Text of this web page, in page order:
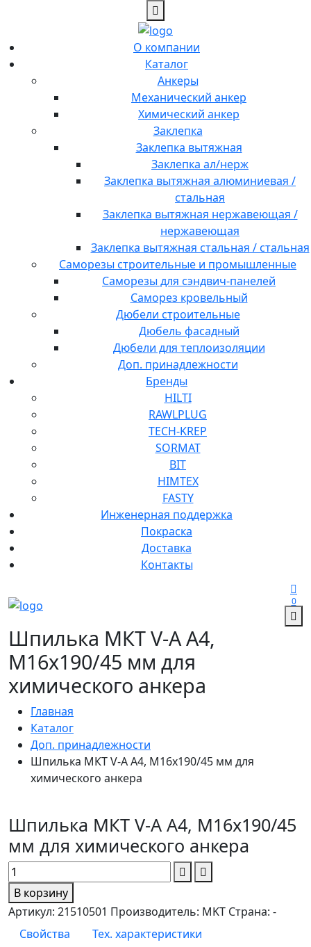
О компании
Каталог
Анкеры
Механический анкер
Химический анкер
Заклепка
Заклепка вытяжная
Заклепка ал/нерж
Заклепка вытяжная алюминиевая /
стальная
Заклепка вытяжная нержавеющая /
нержавеющая
Заклепка вытяжная стальная / стальная
Саморезы строительные и промышленные
Саморезы для сэндвич-панелей
Саморез кровельный
Дюбели строительные
Дюбель фасадный
Дюбели для теплоизоляции
Доп. принадлежности
Бренды
HILTI
RAWLPLUG
TECH-KREP
SORMAT
BIT
HIMTEX
FASTY
Инженерная поддержка
Покраска
Доставка
Контакты
0
Шпилька МКТ V-A A4,
M16x190/45 мм для
химического анкера
Главная
Каталог
Доп. принадлежности
Шпилька МКТ V-A A4, M16x190/45 мм для
химического анкера
Шпилька МКТ V-A A4, M16x190/45
мм для химического анкера
В корзину
Артикул: 21510501 Производитель: MKT Страна: -
Свойства
Тех. характеристики